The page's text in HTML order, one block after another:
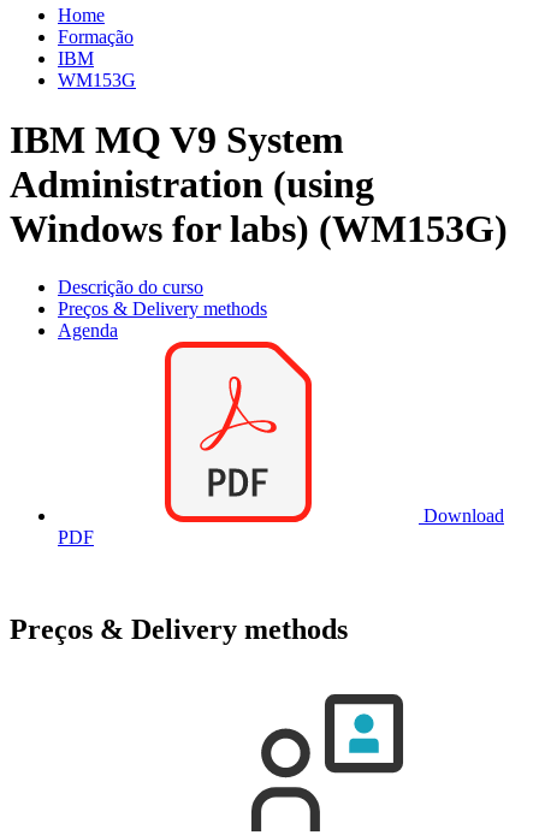
Home
Formação
IBM
WM153G
IBM MQ V9 System
Administration (using
Windows for labs) (WM153G)
Descrição do curso
Preços & Delivery methods
Agenda
Download
PDF
Preços & Delivery methods